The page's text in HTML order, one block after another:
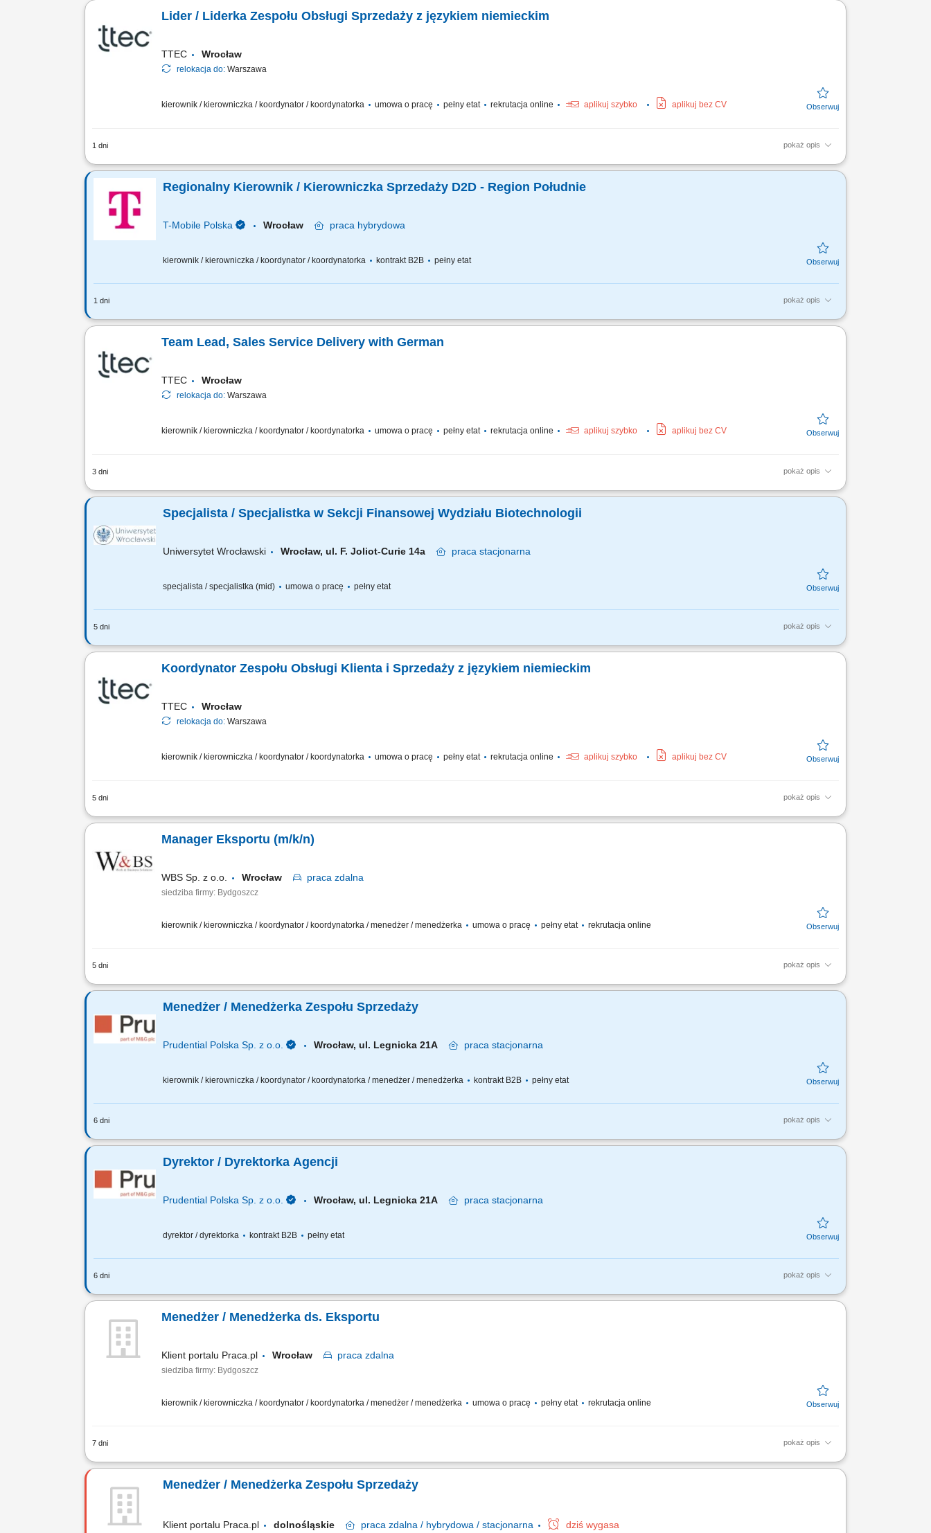
Lider / Liderka Zespołu Obsługi Sprzedaży z językiem niemieckim
TTEC Wrocław
relokacja do: Warszawa
kierownik / kierowniczka / koordynator / koordynatorka umowa o pracę pełny etat rekrutacja online aplikuj szybko aplikuj bez CV
1 dni pokaż opis
Zakres obowiązków: Zarządzanie pracą zespołu oraz wspieranie pracowników w realizacji celów. Motywowanie, coaching i rozwój kompetencji członków zespołu.
Regionalny Kierownik / Kierowniczka Sprzedaży D2D - Region Południe
T-Mobile Polska Wrocław praca hybrydowa
kierownik / kierowniczka / koordynator / koordynatorka kontrakt B2B pełny etat
1 dni pokaż opis
Zadania, które na Ciebie czekają: Aktywna rekrutacja nowych Partnerów D2D Kompleksowa współpraca z Partnerami D2D Zarządzanie efektywnością kanału D2D T-
Team Lead, Sales Service Delivery with German
TTEC Wrocław
relokacja do: Warszawa
kierownik / kierowniczka / koordynator / koordynatorka umowa o pracę pełny etat rekrutacja online aplikuj szybko aplikuj bez CV
3 dni pokaż opis
Opis stanowiska: Wspieranie i motywowanie zespołu w osiąganiu celów; Odpowiadanie na pytania współpracowników, rozwiązywanie problemów i eskalacji klientów;
Specjalista / Specjalistka w Sekcji Finansowej Wydziału Biotechnologii
Uniwersytet Wrocławski Wrocław, ul. F. Joliot-Curie 14a praca stacjonarna
specjalista / specjalistka (mid) umowa o pracę pełny etat
5 dni pokaż opis
Wymiar etatu: pełny Liczba etatów: 1 Główne obowiązki Obsługa finansowa i administracyjna zespołów badawczych w ramach przyznanych środków finansowych.
Koordynator Zespołu Obsługi Klienta i Sprzedaży z językiem niemieckim
TTEC Wrocław
relokacja do: Warszawa
kierownik / kierowniczka / koordynator / koordynatorka umowa o pracę pełny etat rekrutacja online aplikuj szybko aplikuj bez CV
5 dni pokaż opis
Zakres obowiązków: Koordynowanie codziennej pracy zespołu odpowiedzialnego za obsługę sprzedaży. Wspieranie pracowników w rozwiązywaniu problemów oraz
Manager Eksportu (m/k/n)
WBS Sp. z o.o. Wrocław praca zdalna
siedziba firmy: Bydgoszcz
kierownik / kierowniczka / koordynator / koordynatorka / menedżer / menedżerka umowa o pracę pełny etat rekrutacja online
5 dni pokaż opis
Opis stanowiska pracy / zadania: Rozwój sprzedaży na rynkach eksportowych. Aktywne pozyskiwanie klientów (dystrybutorzy lub biura projektowe). Aktywny udział w
Menedżer / Menedżerka Zespołu Sprzedaży
Prudential Polska Sp. z o.o. Wrocław, ul. Legnicka 21A praca stacjonarna
kierownik / kierowniczka / koordynator / koordynatorka / menedżer / menedżerka kontrakt B2B pełny etat
6 dni pokaż opis
Twój zakres obowiązków: budowanie własnego biznesu opartego o sprzedaż własną i współpracę z zespołem Konsultantów ds. Planowania Finansowego, rekrutacja i
Dyrektor / Dyrektorka Agencji
Prudential Polska Sp. z o.o. Wrocław, ul. Legnicka 21A praca stacjonarna
dyrektor / dyrektorka kontrakt B2B pełny etat
6 dni pokaż opis
Za co będziesz odpowiadać: własny biznes przychodowy i zarządzanie zespołem sprzedaży, rekrutację i wdrożenie nowych Konsultantów ds. Planowania
Menedżer / Menedżerka ds. Eksportu
Klient portalu Praca.pl Wrocław praca zdalna
siedziba firmy: Bydgoszcz
kierownik / kierowniczka / koordynator / koordynatorka / menedżer / menedżerka umowa o pracę pełny etat rekrutacja online
7 dni pokaż opis
rozwijanie sprzedaży na rynkach zagranicznych, aktywne pozyskiwanie nowych klientów i partnerów handlowych, współpraca z dystrybutorami, biurami projektowymi
Menedżer / Menedżerka Zespołu Sprzedaży
Klient portalu Praca.pl dolnośląskie praca zdalna / hybrydowa / stacjonarna dziś wygasa